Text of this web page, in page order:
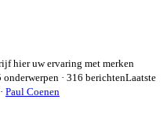
hier uw ervaring met merken
onderwerpen · 316 berichtenLaatste
· Paul Coenen